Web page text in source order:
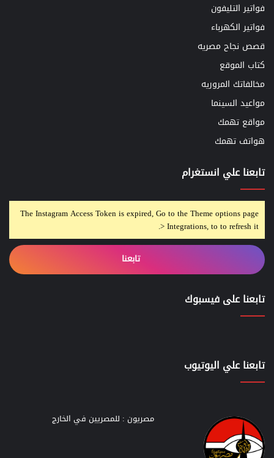
فواتير التليفون
فواتير الكهرباء
قصص نجاح مصريه
كتاب الموقع
مخالفاتك المروريه
مواعيد السينما
مواقع تهمك
هواتف تهمك
تابعنا علي انستغرام
The Instagram Access Token is expired, Go to the Theme options page
> Integrations, to to refresh it.
تابعنا
تابعنا على فيسبوك
تابعنا علي اليوتيوب
مصريون : للمصريين في الخارج